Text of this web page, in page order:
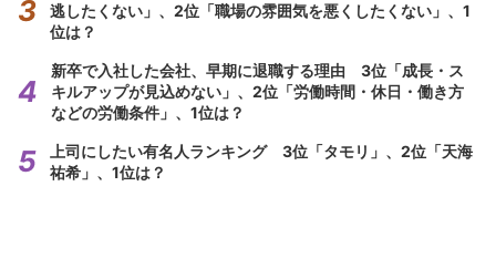
逃したくない」、2位「職場の雰囲気を悪くしたくない」、1
位は？
新卒で入社した会社、早期に退職する理由 3位「成長・ス
キルアップが見込めない」、2位「労働時間・休日・働き方
などの労働条件」、1位は？
上司にしたい有名人ランキング 3位「タモリ」、2位「天海
祐希」、1位は？